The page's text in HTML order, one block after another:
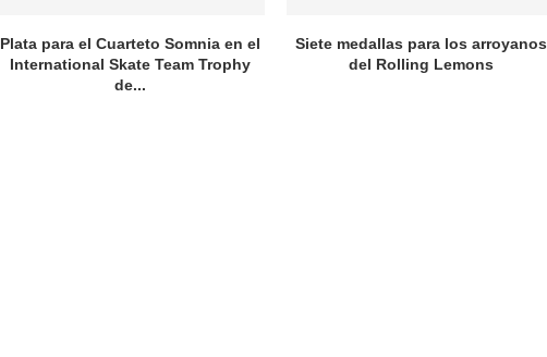
Plata para el Cuarteto Somnia en el
International Skate Team Trophy
de...
Siete medallas para los arroyanos
del Rolling Lemons